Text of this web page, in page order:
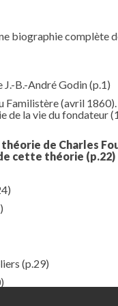
biographie complète
J.-B.-André Godin(p.1)
Familistère (avril 1860).
de la vie du fondateur
de Charles
cette théorie (p.22)
(p.29)